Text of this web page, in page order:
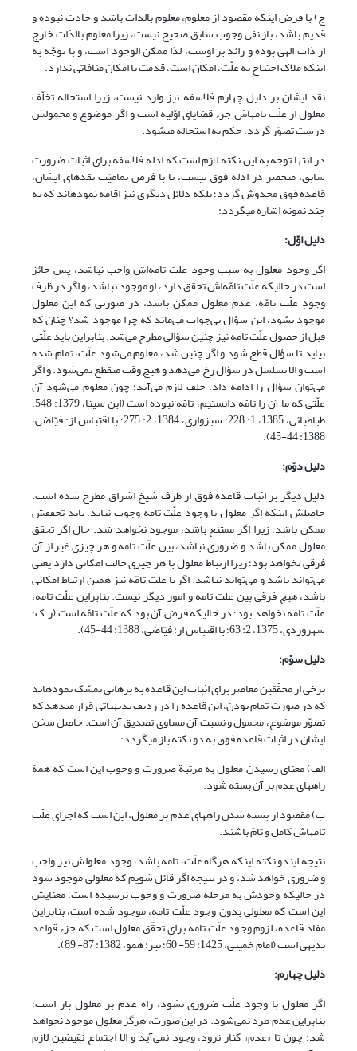
ج) با فرض اینکه مقصود از معلوم، معلوم بالذات باشد و حادث نبوده و
قدیم باشد، باز نفی وجوب سابق صحیح نیست، زیرا معلوم بالذات خارج
از ذات الهی بوده و زائد بر اوست، لذا ممکن الوجود است، و با توجّه به
اینکه ملاک احتیاج به علّت، امکان است، قدمت با امکان منافاتی ندارد.
نقد ایشان بر دلیل چهارم فلاسفه نیز وارد نیست، زیرا استحاله تخلّف
معلول از علّت تامه‏اش جزء قضایای اوّلیه است و اگر موضوع و محمولش
درست تصوّر گردد، حکم به استحاله می‏شود.
در انتها توجه به این نکته لازم است که ادله فلاسفه برای اثبات ضرورت
سابق، منحصر در ادله فوق نیست، تا با فرض تمامیّت نقدهای ایشان،
قاعده فوق مخدوش گردد؛ بلکه دلائل دیگری نیز اقامه نموده‏اند که به
چند نمونه اشاره می‏گردد:
دلیل اوّل:
اگر وجود معلول به سبب وجود علت تامه‏‌اش واجب نباشد، پس جائز
است در حالی‏که علّت تامّه‌‏اش تحقق دارد، او موجود نباشد، و اگر در ظرف
وجودِ علّت تامّه، عدم معلول ممکن باشد، در صورتی که این معلول
موجود بشود، این سؤال بی‌جواب می‌ماند که چرا موجود شد؟ چنان که
قبل از حصول علّت تامه نیز چنین سؤالی مطرح می‌شد. بنابراین باید علّتی
بیاید تا سؤال قطع شود و اگر چنین شد، معلوم می‌شود علّت، تمام شده
است و الا تسلسل در سؤال رخ می‌دهد و هیچ وقت منقطع نمی‌شود. و اگر
می‌توان سؤال را ادامه داد، خلف لازم می‌آید؛ چون معلوم می‌شود آن
علّتی که ما آن را تامّه دانستیم، تامّه نبوده است (ابن سینا، 1379: 548؛
طباطبائی، 1385، 1: 228؛ سبزواری، 1384، 2: 275؛ با اقتباس از: فیّاضی،
1388: 44-45).
دلیل دوّم:
دلیل دیگر بر اثبات قاعده فوق از طرف شیخ اشراق مطرح شده است.
حاصلش اینکه اگر معلول با وجود علّت تامه وجوب نیابد، باید تحققش
ممکن باشد؛ زیرا اگر ممتنع باشد، موجود نخواهد شد. حال اگر تحقق
معلول ممکن باشد و ضروری نباشد، بین علّت تامه و هر چیزی غیر از آن
فرقی نخواهد بود؛ زیرا ارتباط معلول با هر چیزی حالت امکانی دارد یعنی
می‌تواند باشد و می‌تواند نباشد. اگر با علت تامّه نیز همین ارتباط امکانی
باشد، هیچ فرقی بین علت تامه و امور دیگر نیست. بنابراین علّت تامه،
علّت تامه نخواهد بود؛ در حالی‏که فرض آن بود که علّت تامّه است (ر.ک:
سهروردی، 1375، 2: 63؛ با اقتباس از: فیّاضی، 1388: 44-45).
دلیل سوّم:
برخی از محقّقین معاصر برای اثبات این قاعده به برهانی تمسّک نموده‏اند
که در صورت تمام بودن، این قاعده را در ردیف بدیهیاتی قرار می‏دهد که
تصوّر موضوع، محمول و نسبت آن مساوی تصدیق آن است. حاصل سخن
ایشان در اثبات قاعده فوق به دو نکته باز می‏گردد:
الف) معنای رسیدن معلول به مرتبة ضرورت و وجوب این است که همة
راه‏های عدم بر آن بسته شود.
ب) مقصود از بسته شدن راه‏های عدم بر معلول، این است که اجزای علّت
تامه‏اش کامل و تامّ باشند.
نتیجه این‏دو نکته اینکه هرگاه علّت، تامه باشد، وجود معلولش نیز واجب
و ضروری خواهد شد، و در نتیجه اگر قائل شویم که معلولی موجود شود
در حالی‏که وجودش به مرحله ضرورت و وجوب نرسیده است، معنایش
این است که معلولی بدون وجود علّت تامه، موجود شده است، بنابراین
مفاد قاعده، لزوم وجود علّت تامه برای تحقّق معلول است که جزء قواعد
بدیهی است (امام خمینی، 1425: 59- 60؛ نیز: همو، 1382: 87- 89).
دلیل چهارم:
اگر معلول با وجود علّت ضروری نشود، راه عدم بر معلول باز است؛
بنابراین عدم طرد نمی‌شود. در این صورت، هرگز معلول موجود نخواهد
شد؛ چون تا «عدم» کنار نرود، وجود نمی‌آید و الا اجتماع نقیضین لازم